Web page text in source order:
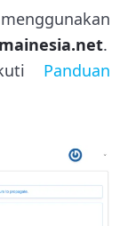
.
Panduan